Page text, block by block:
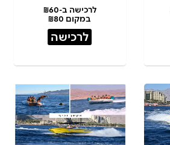
לרכישה ב-₪60
במקום ₪80
לרכישה